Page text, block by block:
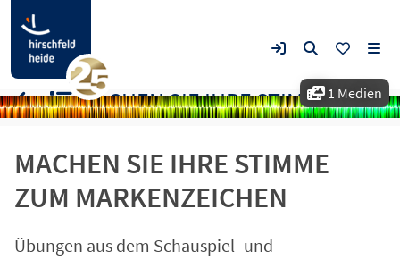
1 Medien
MACHEN SIE IHRE STIMME
ZUM MARKENZEICHEN
Übungen aus dem Schauspiel- und
MACHEN SIE IHRE STIMME ZUM MARKENZEICHEN